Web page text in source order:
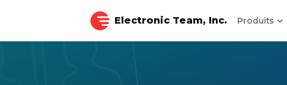
Electronic Team, Inc. Produits